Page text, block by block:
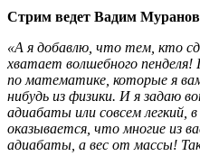
Стрим ведет Вадим
«А я добавлю, что тем, кто
хватает волшебного
по математике, которые я
нибудь из физики. И я задаю
адиабаты или совсем легкий,
оказывается, что многие из
адиабаты, а вес от массы!